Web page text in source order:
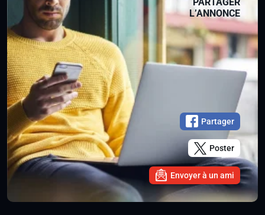
L’ANNONCE
Partager
Poster
Envoyer à un ami